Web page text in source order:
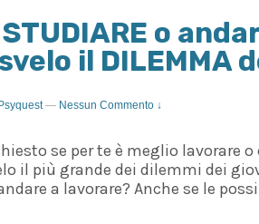
o
il DILEMMA
— Nessun Commento ↓
se per te è meglio lavorare
il più grande dei dilemmi dei
a lavorare? Anche se le